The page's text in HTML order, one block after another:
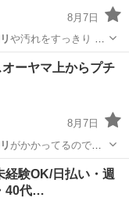
8月7日
や汚れをすっきり ★
ーヤマ上からプチ
8月7日
がかかってるので洗
験OK/日払い・週
40代…